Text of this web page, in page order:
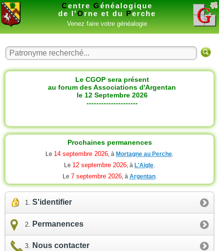
Centre Généalogique
de l'O rne et du Perche
Venez faire votre généalogie
Le CGOP sera présent
au forum des Associations d'Argentan
le 12 Septembre 2026
---------------------
Prochaines permanences
Le 14 septembre 2026, à Mortagne au Perche.
Le 12 septembre 2026, à L'Aigle.
Le 7 septembre 2026, à Argentan.
S'identifier
Permanences
Nous contacter